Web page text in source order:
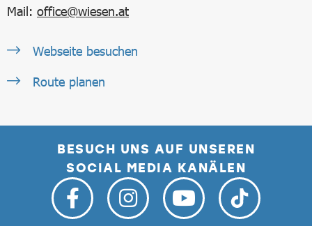
Mail: office@wiesen.at
Webseite besuchen
Route planen
BESUCH UNS AUF UNSEREN
SOCIAL MEDIA KANÄLEN